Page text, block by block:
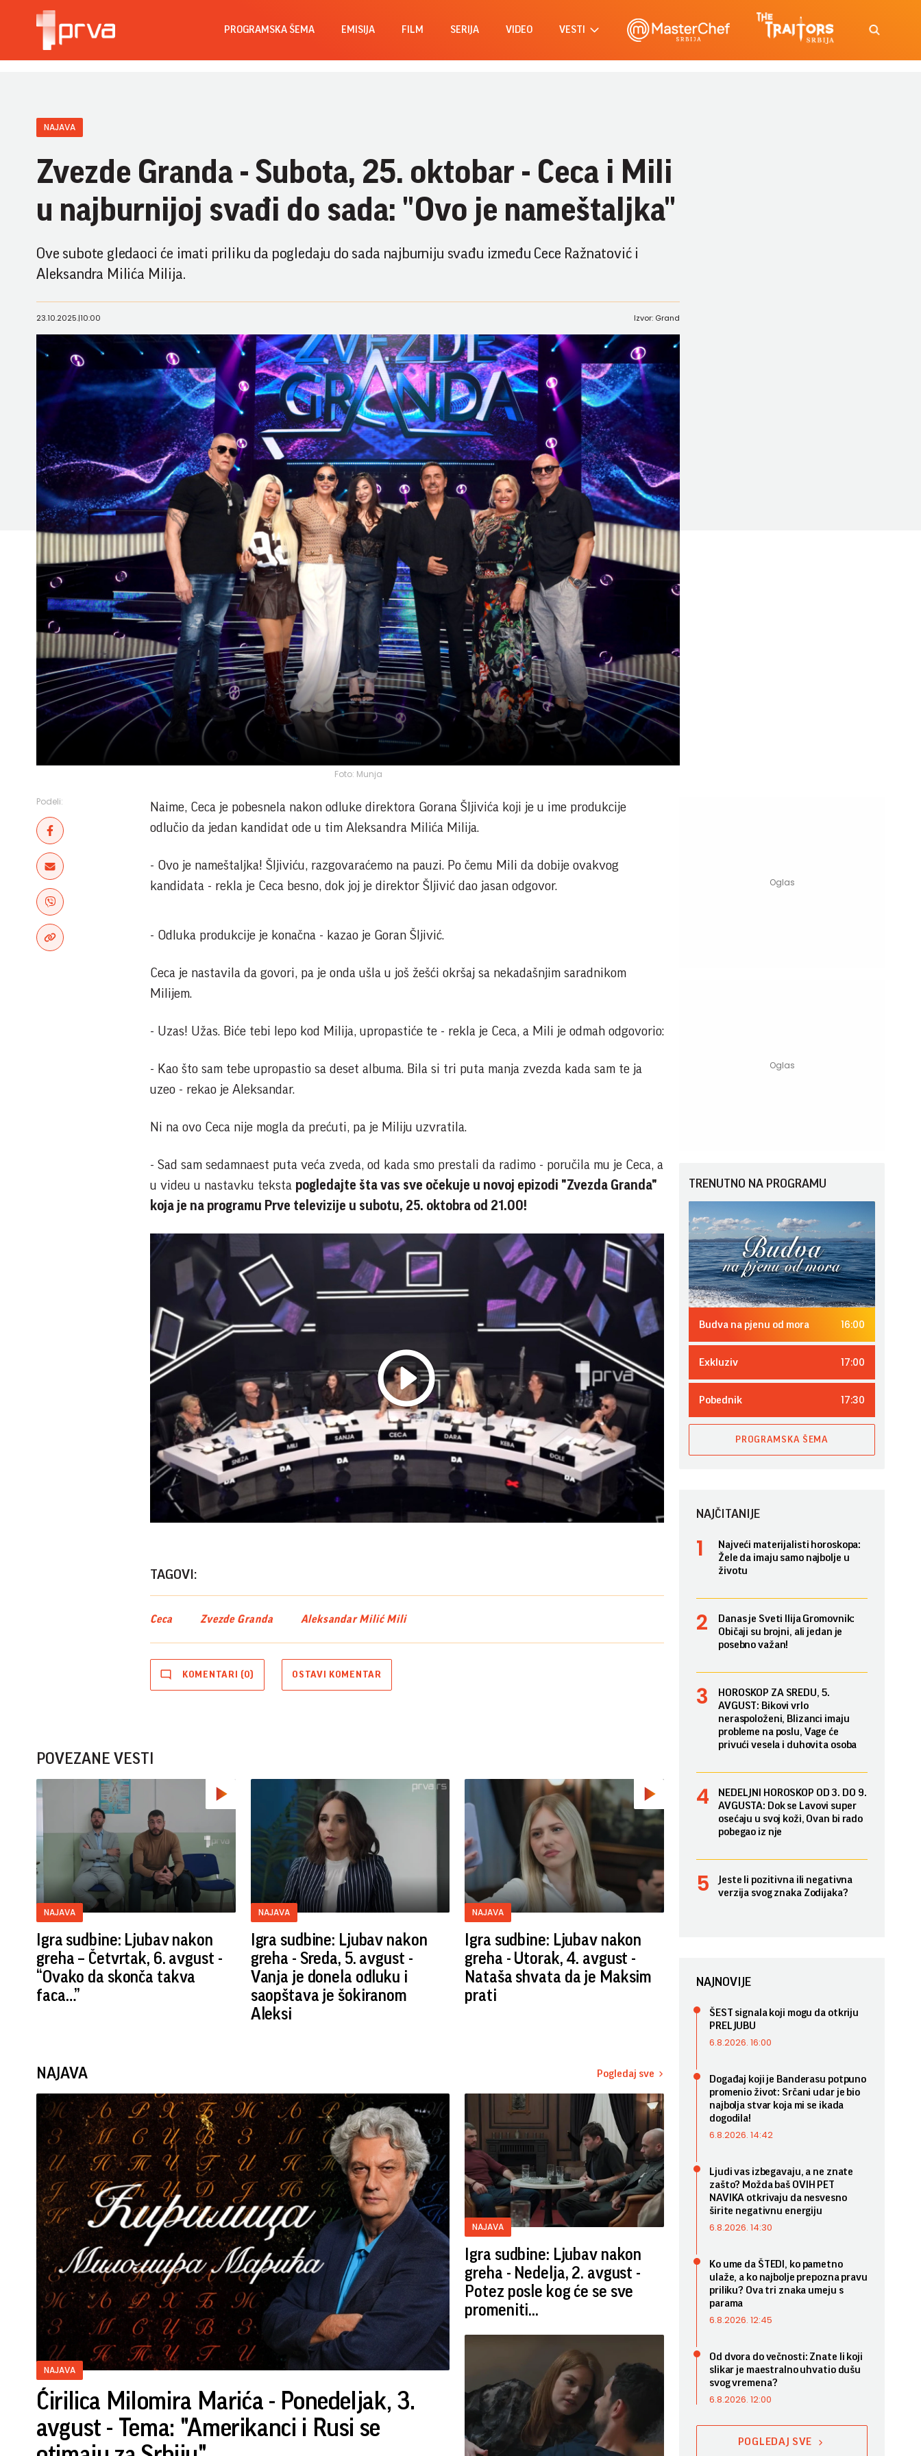
PROGRAMSKA ŠEMA EMISIJA FILM SERIJA VIDEO VESTI
NAJAVA
Zvezde Granda - Subota, 25. oktobar - Ceca i Mili
u najburnijoj svađi do sada: "Ovo je nameštaljka"
Ove subote gledaoci će imati priliku da pogledaju do sada najburniju svađu između Cece Ražnatović i
Aleksandra Milića Milija.
Foto: Munja
23.10.2025.|10:00 Izvor: Grand
Podeli:
Naime, Ceca je pobesnela nakon odluke direktora Gorana Šljivića koji je u ime produkcije
odlučio da jedan kandidat ode u tim Aleksandra Milića Milija.
- Ovo je nameštaljka! Šljiviću, razgovaraćemo na pauzi. Po čemu Mili da dobije ovakvog
kandidata - rekla je Ceca besno, dok joj je direktor Šljivić dao jasan odgovor.
- Odluka produkcije je konačna - kazao je Goran Šljivić.
Ceca je nastavila da govori, pa je onda ušla u još žešći okršaj sa nekadašnjim saradnikom
Milijem.
- Uzas! Užas. Biće tebi lepo kod Milija, upropastiće te - rekla je Ceca, a Mili je odmah odgovorio:
- Kao što sam tebe upropastio sa deset albuma. Bila si tri puta manja zvezda kada sam te ja
uzeo - rekao je Aleksandar.
Ni na ovo Ceca nije mogla da prećuti, pa je Miliju uzvratila.
- Sad sam sedamnaest puta veća zveda, od kada smo prestali da radimo - poručila mu je Ceca, a
u videu u nastavku teksta pogledajte šta vas sve očekuje u novoj epizodi "Zvezda Granda"
koja je na programu Prve televizije u subotu, 25. oktobra od 21.00!
Play
Video
TAGOVI:
Ceca Zvezde Granda Aleksandar Milić Mili
KOMENTARI (0) OSTAVI KOMENTAR
POVEZANE VESTI
NAJAVA
Igra sudbine: Ljubav nakon
greha – Četvrtak, 6. avgust -
“Ovako da skonča takva
faca…”
NAJAVA
Igra sudbine: Ljubav nakon
greha - Sreda, 5. avgust -
Vanja je donela odluku i
saopštava je šokiranom
Aleksi
NAJAVA
Igra sudbine: Ljubav nakon
greha - Utorak, 4. avgust -
Nataša shvata da je Maksim
prati
NAJAVA Pogledaj sve
NAJAVA
Ćirilica Milomira Marića - Ponedeljak, 3.
avgust - Tema: "Amerikanci i Rusi se
NAJAVA
Igra sudbine: Ljubav nakon
greha - Nedelja, 2. avgust -
Potez posle kog će se sve
promeniti...
TRENUTNO NA PROGRAMU
Budva na pjenu od mora 16:00
Exkluziv 17:00
Pobednik 17:30
PROGRAMSKA ŠEMA
NAJČITANIJE
Najveći materijalisti horoskopa:
Žele da imaju samo najbolje u
životu
Danas je Sveti Ilija Gromovnik:
Običaji su brojni, ali jedan je
posebno važan!
HOROSKOP ZA SREDU, 5.
AVGUST: Bikovi vrlo
neraspoloženi, Blizanci imaju
probleme na poslu, Vage će
privući vesela i duhovita osoba
NEDELJNI HOROSKOP OD 3. DO 9.
AVGUSTA: Dok se Lavovi super
osećaju u svoj koži, Ovan bi rado
pobegao iz nje
Jeste li pozitivna ili negativna
verzija svog znaka Zodijaka?
NAJNOVIJE
ŠEST signala koji mogu da otkriju
PRELJUBU
6.8.2026. 16:00
Događaj koji je Banderasu potpuno
promenio život: Srčani udar je bio
najbolja stvar koja mi se ikada
dogodila!
6.8.2026. 14:42
Ljudi vas izbegavaju, a ne znate
zašto? Možda baš OVIH PET
NAVIKA otkrivaju da nesvesno
širite negativnu energiju
6.8.2026. 14:30
Ko ume da ŠTEDI, ko pametno
ulaže, a ko najbolje prepozna pravu
priliku? Ova tri znaka umeju s
parama
6.8.2026. 12:45
Od dvora do večnosti: Znate li koji
slikar je maestralno uhvatio dušu
svog vremena?
6.8.2026. 12:00
POGLEDAJ SVE